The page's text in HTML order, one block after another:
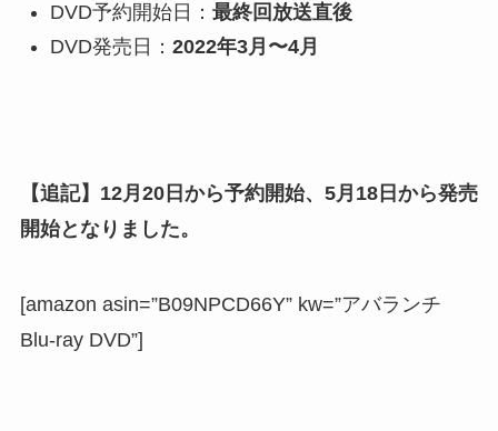
DVD予約開始日： 最終回放送直後
DVD発売日： 2022年3月〜4月
【追記】12月20日から予約開始、5月18日から発売
開始となりました。
[amazon asin=”B09NPCD66Y” kw=”アバランチ
Blu-ray DVD”]